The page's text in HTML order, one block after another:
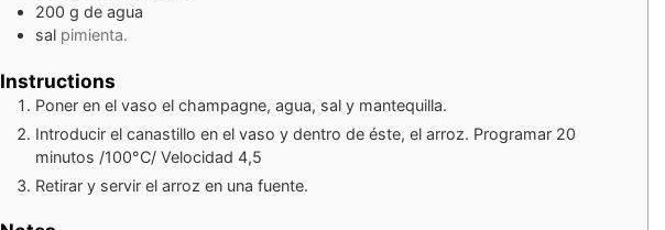
200 g de agua
sal pimienta.
Instructions
Poner en el vaso el champagne, agua, sal y mantequilla.
Introducir el canastillo en el vaso y dentro de éste, el arroz. Programar 20
minutos /100°C/ Velocidad 4,5
Retirar y servir el arroz en una fuente.